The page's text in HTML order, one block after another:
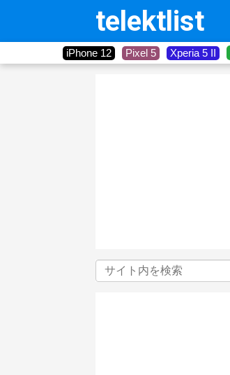
telektlist
iPhone 12 Pixel 5 Xperia 5 II